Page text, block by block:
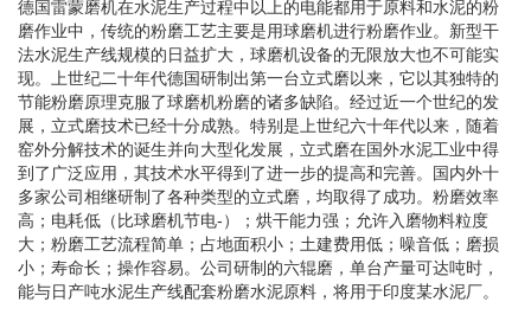
德国雷蒙磨机在水泥生产过程中以上的电能都用于原料和水泥的粉
磨作业中，传统的粉磨工艺主要是用球磨机进行粉磨作业。新型干
法水泥生产线规模的日益扩大，球磨机设备的无限放大也不可能实
现。上世纪二十年代德国研制出第一台立式磨以来，它以其独特的
节能粉磨原理克服了球磨机粉磨的诸多缺陷。经过近一个世纪的发
展，立式磨技术已经十分成熟。特别是上世纪六十年代以来，随着
窑外分解技术的诞生并向大型化发展，立式磨在国外水泥工业中得
到了广泛应用，其技术水平得到了进一步的提高和完善。国内外十
多家公司相继研制了各种类型的立式磨，均取得了成功。粉磨效率
高；电耗低（比球磨机节电-）；烘干能力强；允许入磨物料粒度
大；粉磨工艺流程简单；占地面积小；土建费用低；噪音低；磨损
小；寿命长；操作容易。公司研制的六辊磨，单台产量可达吨时，
能与日产吨水泥生产线配套粉磨水泥原料，将用于印度某水泥厂。